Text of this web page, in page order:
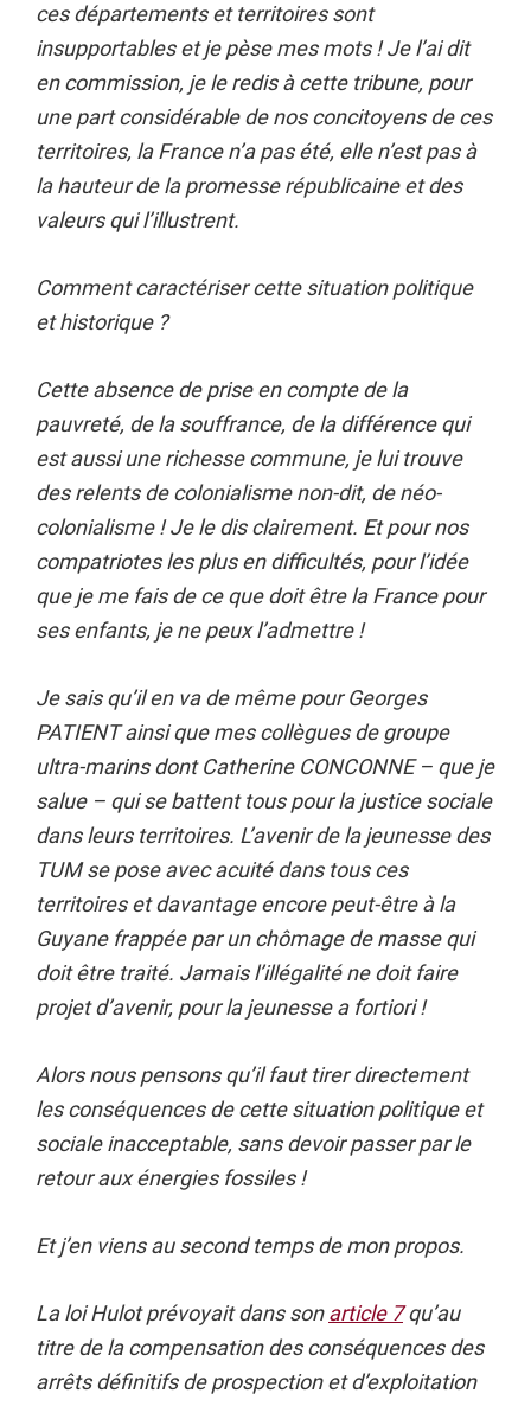
ces départements et territoires sont
insupportables et je pèse mes mots ! Je l’ai dit
en commission, je le redis à cette tribune, pour
une part considérable de nos concitoyens de ces
territoires, la France n’a pas été, elle n’est pas à
la hauteur de la promesse républicaine et des
valeurs qui l’illustrent.
Comment caractériser cette situation politique
et historique ?
Cette absence de prise en compte de la
pauvreté, de la souffrance, de la différence qui
est aussi une richesse commune, je lui trouve
des relents de colonialisme non-dit, de néo-
colonialisme ! Je le dis clairement. Et pour nos
compatriotes les plus en difficultés, pour l’idée
que je me fais de ce que doit être la France pour
ses enfants, je ne peux l’admettre !
Je sais qu’il en va de même pour Georges
PATIENT ainsi que mes collègues de groupe
ultra-marins dont Catherine CONCONNE – que je
salue – qui se battent tous pour la justice sociale
dans leurs territoires. L’avenir de la jeunesse des
TUM se pose avec acuité dans tous ces
territoires et davantage encore peut-être à la
Guyane frappée par un chômage de masse qui
doit être traité. Jamais l’illégalité ne doit faire
projet d’avenir, pour la jeunesse a fortiori !
Alors nous pensons qu’il faut tirer directement
les conséquences de cette situation politique et
sociale inacceptable, sans devoir passer par le
retour aux énergies fossiles !
Et j’en viens au second temps de mon propos.
La loi Hulot prévoyait dans sonarticle 7qu’au
titre de la compensation des conséquences des
arrêts définitifs de prospection et d’exploitation